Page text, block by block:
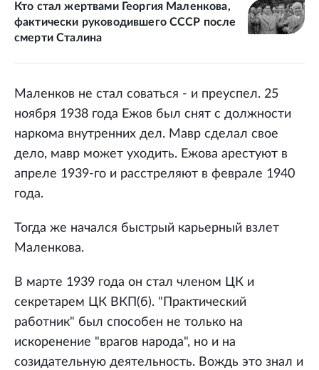
Кто стал жертвами Георгия Маленкова,
фактически руководившего СССР после
смерти Сталина
Маленков не стал соваться - и преуспел. 25
ноября 1938 года Ежов был снят с должности
наркома внутренних дел. Мавр сделал свое
дело, мавр может уходить. Ежова арестуют в
апреле 1939-го и расстреляют в феврале 1940
года.
Тогда же начался быстрый карьерный взлет
Маленкова.
В марте 1939 года он стал членом ЦК и
секретарем ЦК ВКП(б). "Практический
работник" был способен не только на
искоренение "врагов народа", но и на
созидательную деятельность. Вождь это знал и